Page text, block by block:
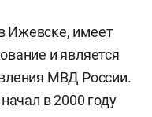
Ижевске, имеет
и является
МВД России.
в 2000 году